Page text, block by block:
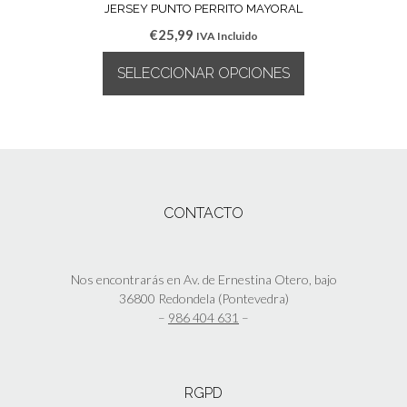
la
de
múltiples
Las
opciones
se
producto
JERSEY PUNTO PERRITO MAYORAL
€25,99 IVA Incluido
SELECCIONAR OPCIONES
opciones
elegir
en
la
CONTACTO
Nos encontrarás en Av. de Ernestina Otero, bajo
36800 Redondela (Pontevedra)
– 986 404 631 –
RGPD